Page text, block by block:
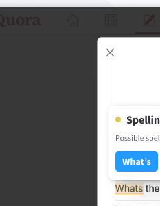
Gmail
Apple Mail